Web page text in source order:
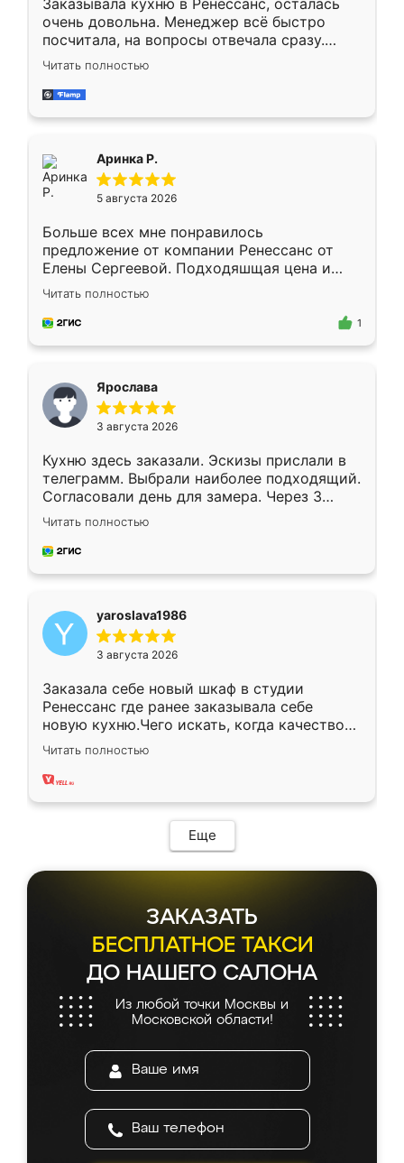
Заказывала кухню в Ренессанс, осталась
очень довольна. Менеджер всё быстро
посчитала, на вопросы отвечала сразу.
Замерщик приехал в субботу, подошёл к
делу со всей ответственностью. Собрали
за день, ребята работали аккуратно, даже
Читать полностью
Аринка Р.
5 августа 2026
Больше всех мне понравилось
предложение от компании Ренессанс от
Елены Сергеевой. Подходяшщая цена и
короткие сроки изготовления. Приехавший
для замера сотрудник Владислав
предложил по моему эскизу самый
Читать полностью
1
Ярослава
3 августа 2026
Кухню здесь заказали. Эскизы прислали в
телеграмм. Выбрали наиболее подходящий.
Согласовали день для замера. Через 3
недели кухня была уже готова. Остались
довольны работой. Спасибо Ренессанс
мебель за качественную работу!
Читать полностью
yaroslava1986
3 августа 2026
Заказала себе новый шкаф в студии
Ренессанс где ранее заказывала себе
новую кухню.Чего искать, когда качеством
вполне довольна. Служит кухня уже почти
два года, нареканий нет.
Читать полностью
Еще
ЗАКАЗАТЬ
БЕСПЛАТНОЕ ТАКСИ
ДО НАШЕГО САЛОНА
Из любой точки Москвы и
Московской области!